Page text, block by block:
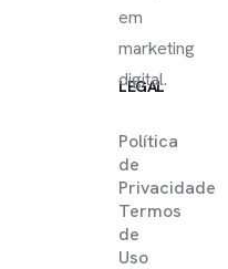
LEGAL
Política
de
Privacidade
Termos
de
Uso
em
marketing
digital.